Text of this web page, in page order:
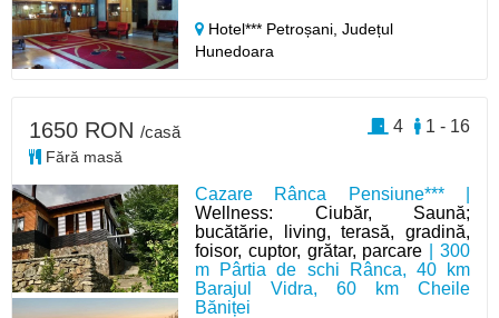
Hotel*** Petroșani,Județul
Hunedoara
Cazare Rânca Pensiune*** |
Wellness: Ciubăr, Saună;
bucătărie, living, terasă, gradină,
foisor, cuptor, grătar, parcare | 300
m Pârtia de schi Rânca, 40 km
Barajul Vidra, 60 km Cheile
Băniței
1650 RON /casă
Fără masă
1 - 16
4